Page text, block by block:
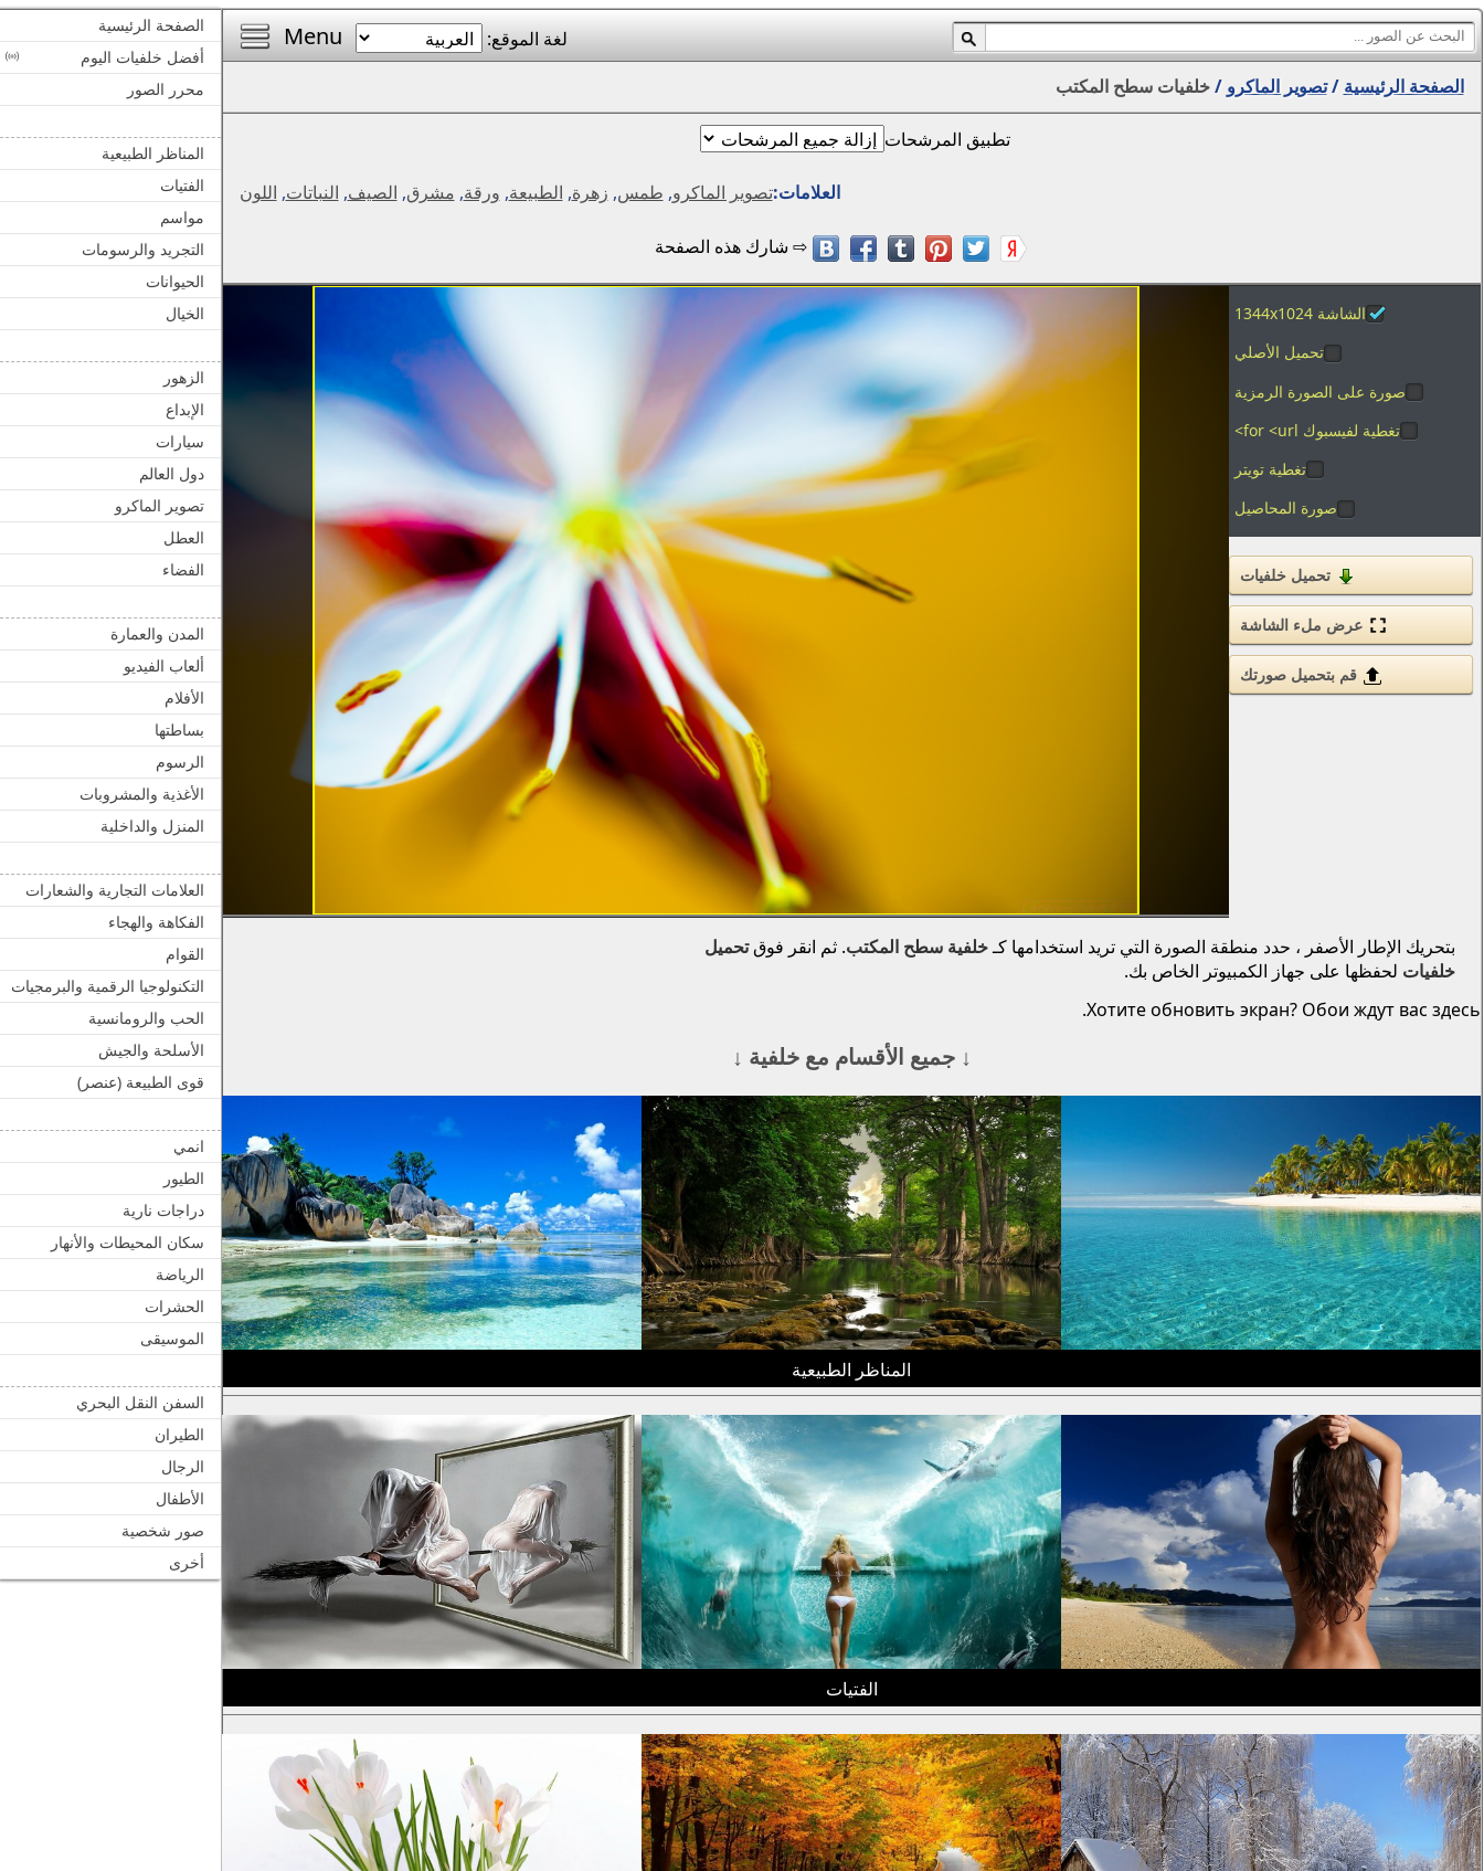
الصفحة الرئيسية
أفضل خلفيات اليوم
محرر الصور
المناظر الطبيعية
الفتيات
مواسم
التجريد والرسومات
الحيوانات
الخيال
الزهور
الإبداع
سيارات
دول العالم
تصوير الماكرو
العطل
الفضاء
المدن والعمارة
ألعاب الفيديو
الأفلام
بساطتها
الرسوم
الأغذية والمشروبات
المنزل والداخلية
العلامات التجارية والشعارات
الفكاهة والهجاء
القوام
التكنولوجيا الرقمية والبرمجيات
الحب والرومانسية
الأسلحة والجيش
قوى الطبيعة (عنصر)
انمي
الطيور
دراجات نارية
سكان المحيطات والأنهار
الرياضة
الحشرات
الموسيقى
السفن النقل البحري
الطيران
الرجال
الأطفال
صور شخصية
أخرى
Menu
لغة الموقع:
الصفحة الرئيسية /تصوير الماكرو /خلفيات سطح المكتب
تطبيق المرشحات
العلامات:تصوير الماكرو, طمس, زهرة, الطبيعة, ورقة, مشرق, الصيف, النباتات, اللون
الشاشة 1344x1024
تحميل الأصلي
صورة على الصورة الرمزية
تغطية لفيسبوك for <url>
تغطية تويتر
صورة المحاصيل
تحميل خلفيات
عرض ملء الشاشة
قم بتحميل صورتك
بتحريك الإطار الأصفر ، حدد منطقة الصورة التي تريد استخدامها كـخلفية سطح المكتب. ثم انقر فوقتحميل
خلفيات لحفظها على جهاز الكمبيوتر الخاص بك.
Хотите обновить экран? Обои ждут вас здесь.
↓ جميع الأقسام مع خلفية ↓
المناظر الطبيعية
الفتيات